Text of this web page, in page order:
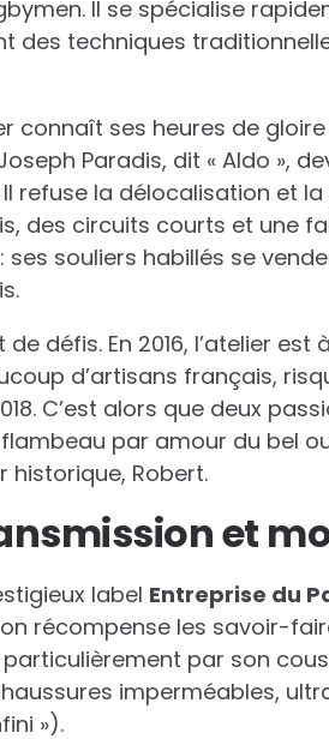
Il se spécialise
des techniques
connaît ses heures de
Paradis, dit « Aldo »,
refuse la délocalisation et
des circuits courts et une
souliers habillés se
défis. En 2016, l’atelier
d’artisans français,
C’est alors que deux
par amour du bel
historique, Robert.
et
label Entreprise du
récompense les savoir-
par son
imperméables,
»).